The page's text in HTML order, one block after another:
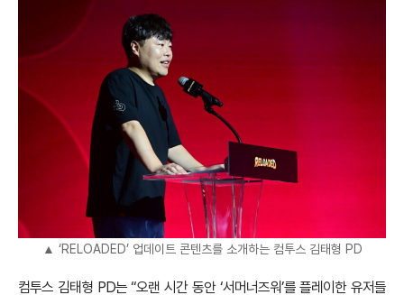
▲ ‘RELOADED’ 업데이트 콘텐츠를 소개하는 컴투스 김태형 PD
컴투스 김태형 PD는 “오랜 시간 동안 ‘서머너즈워’를 플레이한 유저들